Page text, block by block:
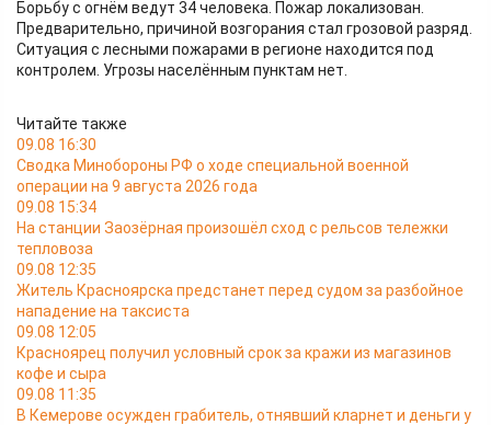
Борьбу с огнём ведут 34 человека. Пожар локализован.
Предварительно, причиной возгорания стал грозовой разряд.
Ситуация с лесными пожарами в регионе находится под
контролем. Угрозы населённым пунктам нет.
Читайте также
09.08 16:30
Сводка Минобороны РФ о ходе специальной военной
операции на 9 августа 2026 года
09.08 15:34
На станции Заозёрная произошёл сход с рельсов тележки
тепловоза
09.08 12:35
Житель Красноярска предстанет перед судом за разбойное
нападение на таксиста
09.08 12:05
Красноярец получил условный срок за кражи из магазинов
кофе и сыра
09.08 11:35
В Кемерове осужден грабитель, отнявший кларнет и деньги у